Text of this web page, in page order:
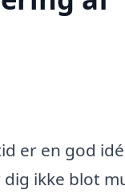
er en god
ikke blot